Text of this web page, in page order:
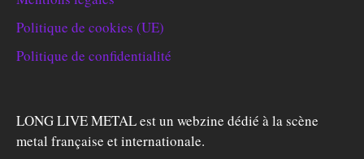
Politique de cookies (UE)
Politique de confidentialité
LONG LIVE METAL est un webzine dédié à la scène
metal française et internationale.